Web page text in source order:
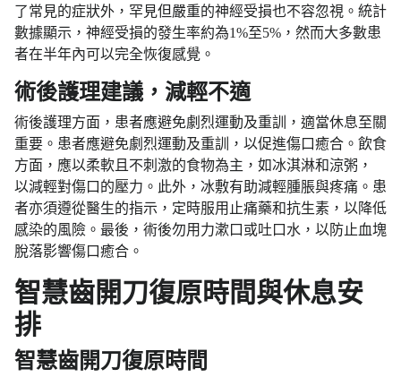
了常見的症狀外，罕見但嚴重的神經受損也不容忽視。統計
數據顯示，神經受損的發生率約為1%至5%，然而大多數患
者在半年內可以完全恢復感覺。
術後護理建議，減輕不適
術後護理方面，患者應避免劇烈運動及重訓，適當休息至關
重要。患者應避免劇烈運動及重訓，以促進傷口癒合。飲食
方面，應以柔軟且不刺激的食物為主，如冰淇淋和涼粥，
以減輕對傷口的壓力。此外，冰敷有助減輕腫脹與疼痛。患
者亦須遵從醫生的指示，定時服用止痛藥和抗生素，以降低
感染的風險。最後，術後勿用力漱口或吐口水，以防止血塊
脫落影響傷口癒合。
智慧齒開刀復原時間與休息安
排
智慧齒開刀復原時間